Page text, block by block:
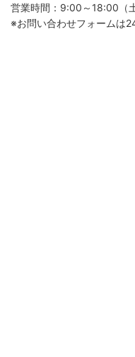
営業時間：9:00～18:00（
※お問い合わせフォームは